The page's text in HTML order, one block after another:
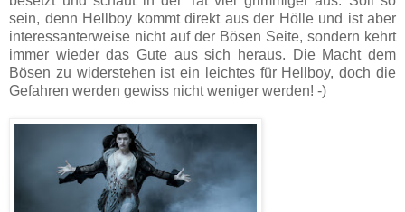
sein, denn Hellboy kommt direkt aus der Hölle und ist aber
interessanterweise nicht auf der Bösen Seite, sondern kehrt
immer wieder das Gute aus sich heraus. Die Macht dem
Bösen zu widerstehen ist ein leichtes für Hellboy, doch die
Gefahren werden gewiss nicht weniger werden! -)